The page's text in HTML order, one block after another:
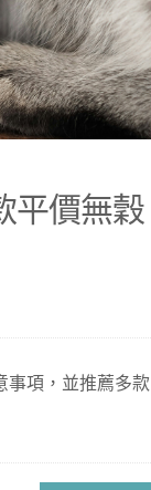
平價無穀
事項，並推薦多款